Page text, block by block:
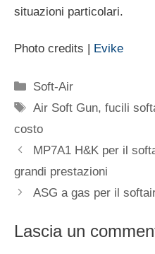
situazioni particolari.
Photo credits | Evike
Categorie
Soft-Air
Tag
Air Soft Gun,fucili
costo
MP7A1 H&K per il
grandi prestazioni
ASG a gas per il
Lascia un